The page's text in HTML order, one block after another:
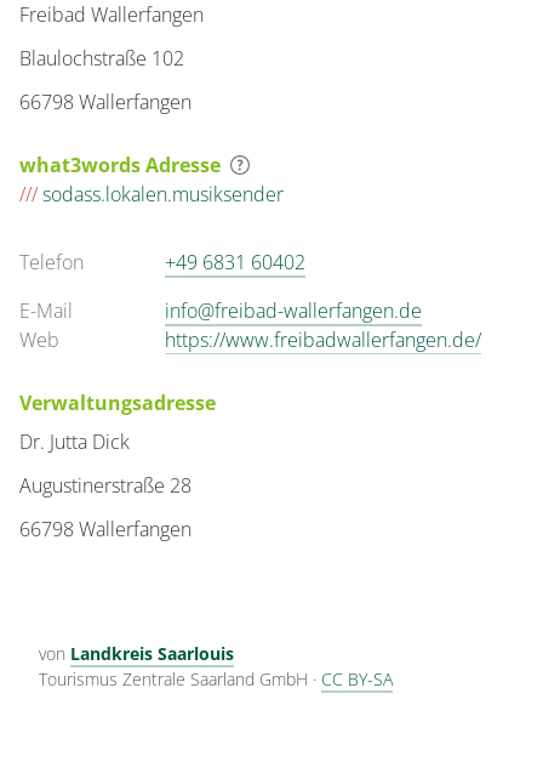
Freibad Wallerfangen
Blaulochstraße 102
66798 Wallerfangen
what3words Adresse
///sodass.lokalen.musiksender
Telefon
+49 6831 60402
E-Mail
info@freibad-wallerfangen.de
Web
https://www.freibadwallerfangen.de/
Verwaltungsadresse
Dr. Jutta Dick
Augustinerstraße 28
66798 Wallerfangen
von Landkreis Saarlouis
Tourismus Zentrale Saarland GmbH · CC BY-SA